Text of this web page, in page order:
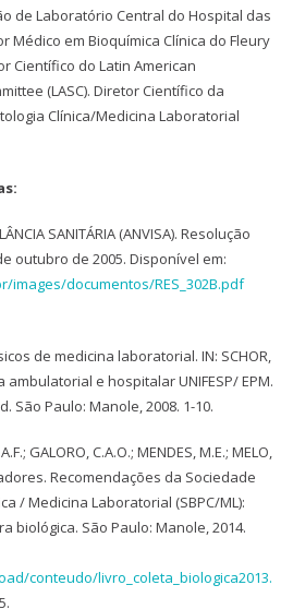
de Laboratório Central do Hospital das
Médico em Bioquímica Clínica do Fleury
Científico do Latin American
(LASC). Diretor Científico da
Clínica/Medicina Laboratorial
SANITÁRIA (ANVISA). Resolução
outubro de 2005. Disponível em:
images/documentos/RES_302B.pdf
de medicina laboratorial. IN: SCHOR,
e hospitalar UNIFESP/ EPM.
São Paulo: Manole, 2008. 1-10.
GALORO, C.A.O.; MENDES, M.E.; MELO,
Recomendações da Sociedade
/ Medicina Laboratorial (SBPC/ML):
biológica. São Paulo: Manole, 2014.
conteudo/livro_coleta_biologica2013.